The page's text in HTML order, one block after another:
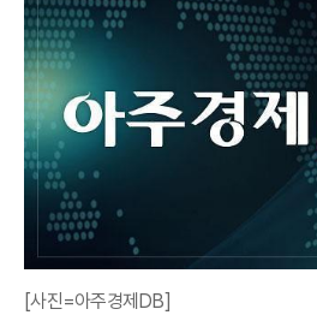
[사진=아주경제DB]